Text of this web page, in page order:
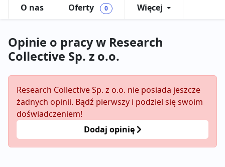
O nas Oferty 0 Więcej
Opinie o pracy w Research
Collective Sp. z o.o.
Research Collective Sp. z o.o. nie posiada jeszcze
żadnych opinii. Bądź pierwszy i podziel się swoim
doświadczeniem!
Dodaj opinię